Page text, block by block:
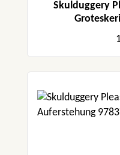
Skulduggery